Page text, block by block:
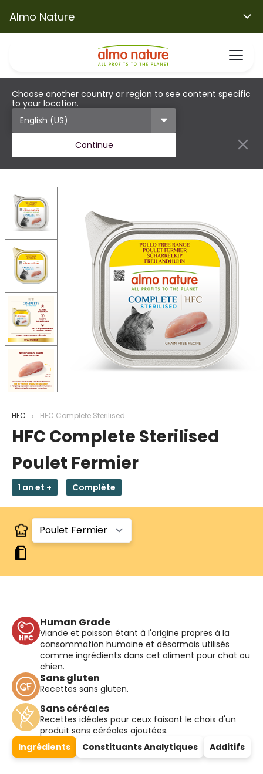
Almo Nature
Choose another country or region to see content specific
to your location.
Continue
HFC HFC Complete Sterilised
HFC Complete Sterilised
Poulet Fermier
1 an et + Complète
Human Grade
Viande et poisson étant à l'origine propres à la
consommation humaine et désormais utilisés
comme ingrédients dans cet aliment pour chat ou
chien.
Sans gluten
Recettes sans gluten.
Sans céréales
Recettes idéales pour ceux faisant le choix d'un
produit sans céréales ajoutées.
Ingrédients
Constituants Analytiques Additifs